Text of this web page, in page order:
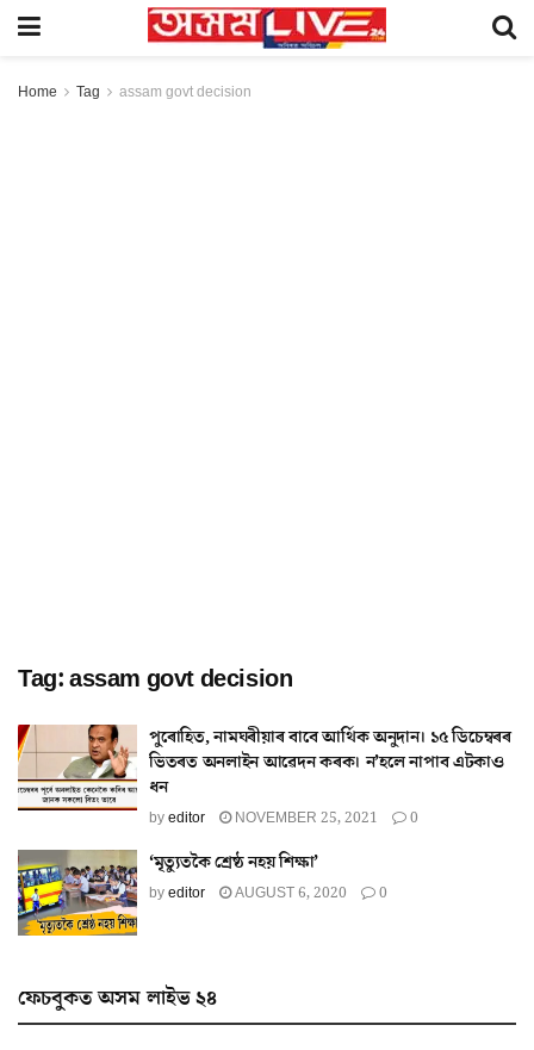
Home Tag assam govt decision
Tag:assam govt decision
পুৰোহিত, নামঘৰীয়াৰ বাবে আৰ্থিক অনুদান। ১৫ ডিচেম্বৰৰ
ভিতৰত অনলাইন আৱেদন কৰক। ন’হলে নাপাব এটকাও
ধন
byeditor NOVEMBER 25, 2021 0
‘মৃত‍্যুতকৈ শ্ৰেষ্ঠ নহয় শিক্ষা’
byeditor AUGUST 6, 2020 0
ফেচবুকত অসম লাইভ ২৪